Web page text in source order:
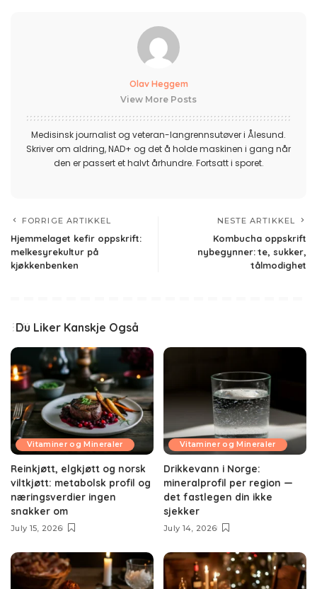
Olav Heggem
View More Posts
Medisinsk journalist og veteran-langrennsutøver i Ålesund.
Skriver om aldring, NAD+ og det å holde maskinen i gang når
den er passert et halvt århundre. Fortsatt i sporet.
FORRIGE ARTIKKEL
Hjemmelaget kefir oppskrift:
melkesyrekultur på
kjøkkenbenken
NESTE ARTIKKEL
Kombucha oppskrift
nybegynner: te, sukker,
tålmodighet
Du Liker Kanskje Også
Vitaminer og Mineraler
Reinkjøtt, elgkjøtt og norsk
viltkjøtt: metabolsk profil og
næringsverdier ingen
snakker om
July 15, 2026
Vitaminer og Mineraler
Drikkevann i Norge:
mineralprofil per region —
det fastlegen din ikke
sjekker
July 14, 2026